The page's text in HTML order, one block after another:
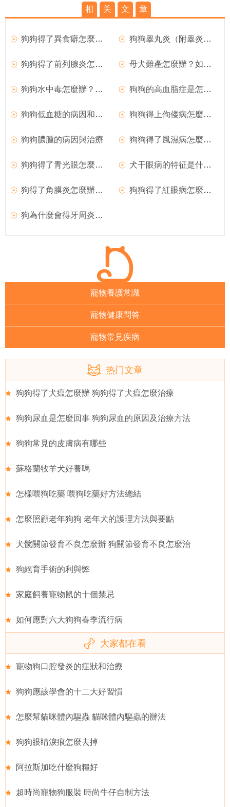
相 关 文 章
狗狗得了異食癖怎麼辦？ 狗狗睾丸炎（附睾炎）的臨床症狀
狗狗得了前列腺炎怎麼辦？ 母犬難產怎麼辦？如何處理難產的狗狗？
狗狗水中毒怎麼辦？如何治療？ 狗狗的高血脂症是怎麼回事？
狗狗低血糖的病因和臨床症狀 狗狗得上佝偻病怎麼辦？
狗狗膿腫的病因與治療 狗狗得了風濕病怎麼辦？如何治療犬風濕病？
狗狗得了青光眼怎麼辦？ 犬干眼病的特征是什麼？狗狗得了干眼病怎麼辦？
狗得了角膜炎怎麼辦？如何治療犬角膜炎 狗狗得了紅眼病怎麼治療？
狗為什麼會得牙周炎？狗得了牙周炎怎麼治療？
寵物養護常識
寵物健康問答
寵物常見疾病
热门文章
狗狗得了犬瘟怎麼辦 狗狗得了犬瘟怎麼治療
狗狗尿血是怎麼回事 狗狗尿血的原因及治療方法
狗狗常見的皮膚病有哪些
蘇格蘭牧羊犬好養嗎
怎樣喂狗吃藥 喂狗吃藥好方法總結
怎麼照顧老年狗狗 老年犬的護理方法與要點
犬髋關節發育不良怎麼辦 狗關節發育不良怎麼治
狗絕育手術的利與弊
家庭飼養寵物鼠的十個禁忌
如何應對六大狗狗春季流行病
大家都在看
寵物狗口腔發炎的症狀和治療
狗狗應該學會的十二大好習慣
怎麼幫貓咪體內驅蟲 貓咪體內驅蟲的辦法
狗狗眼睛淚痕怎麼去掉
阿拉斯加吃什麼狗糧好
超時尚寵物狗服裝 時尚牛仔自制方法